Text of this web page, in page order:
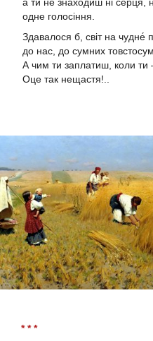
а ти не знаходиш ні серця,
одне голосіння.
Здавалося б, світ на чудне́
до нас, до сумних
А чим ти заплатиш, коли
Оце так нещастя!..
* * *